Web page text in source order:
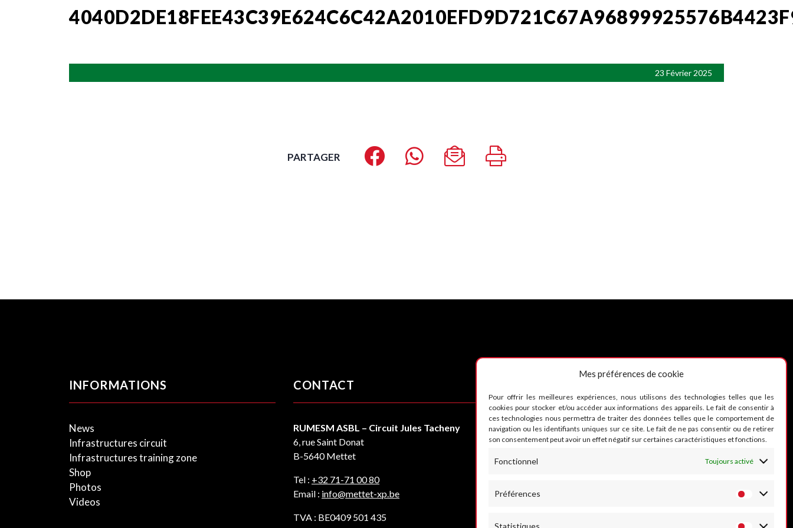
Mes préférences de cookie
Pour offrir les meilleures expériences, nous utilisons des technologies telles que les
cookies pour stocker et/ou accéder aux informations des appareils. Le fait de consentir à
ces technologies nous permettra de traiter des données telles que le comportement de
navigation ou les identifiants uniques sur ce site. Le fait de ne pas consentir ou de retirer
son consentement peut avoir un effet négatif sur certaines caractéristiques et fonctions.
Fonctionnel Toujours activé
Préférences
Statistiques
23 Février 2025
PARTAGER
INFORMATIONS
News
Infrastructures circuit
Infrastructures training zone
Shop
Photos
Videos
CONTACT
RUMESM ASBL – Circuit Jules Tacheny
6, rue Saint Donat
B-5640 Mettet
Tel : +32 71-71 00 80
Email : info@mettet-xp.be
TVA : BE0409 501 435